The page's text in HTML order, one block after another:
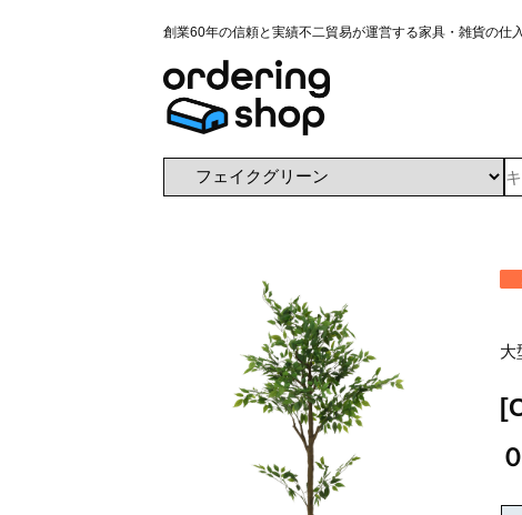
創業60年の信頼と実績不二貿易が運営する家具・雑貨の仕
大